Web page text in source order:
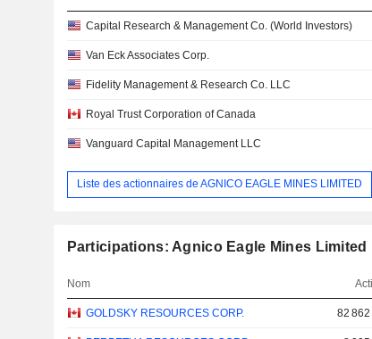
Capital Research & Management Co. (World Investors)
Van Eck Associates Corp.
Fidelity Management & Research Co. LLC
Royal Trust Corporation of Canada
Vanguard Capital Management LLC
Liste des actionnaires de AGNICO EAGLE MINES LIMITED
Participations: Agnico Eagle Mines Limited
Nom
GOLDSKY RESOURCES CORP. 82 862